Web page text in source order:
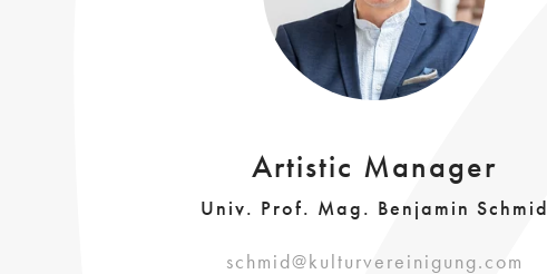
Artistic Manager
Univ. Prof. Mag. Benjamin Schmid
schmid@kulturvereinigung.com